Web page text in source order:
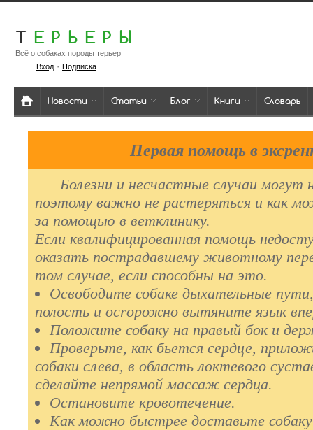
Т ЕРЬЕРЫ
Всё о собаках породы терьер
Вход· Подписка
Новости Статьи Блог Книги Словарь
Первая помощь в
Болезни и несчаcтные случаи могут
поэтому важно не растеряться и как
за помощью в ветклинику.
Если квалифицированная помощь
оказать пocтpадавшему животному
том случае, если способны на это.
Освободите собаке дыхательные
полость и ocrорожно вытяните язык
Положите собаку на правый бок и
Проверьте, как бьется сердце,
собаки слева, в область локтевого
сделайте непрямой массаж сердца.
Остановите кровотечение.
Как можно быстрее дocтaвьтe